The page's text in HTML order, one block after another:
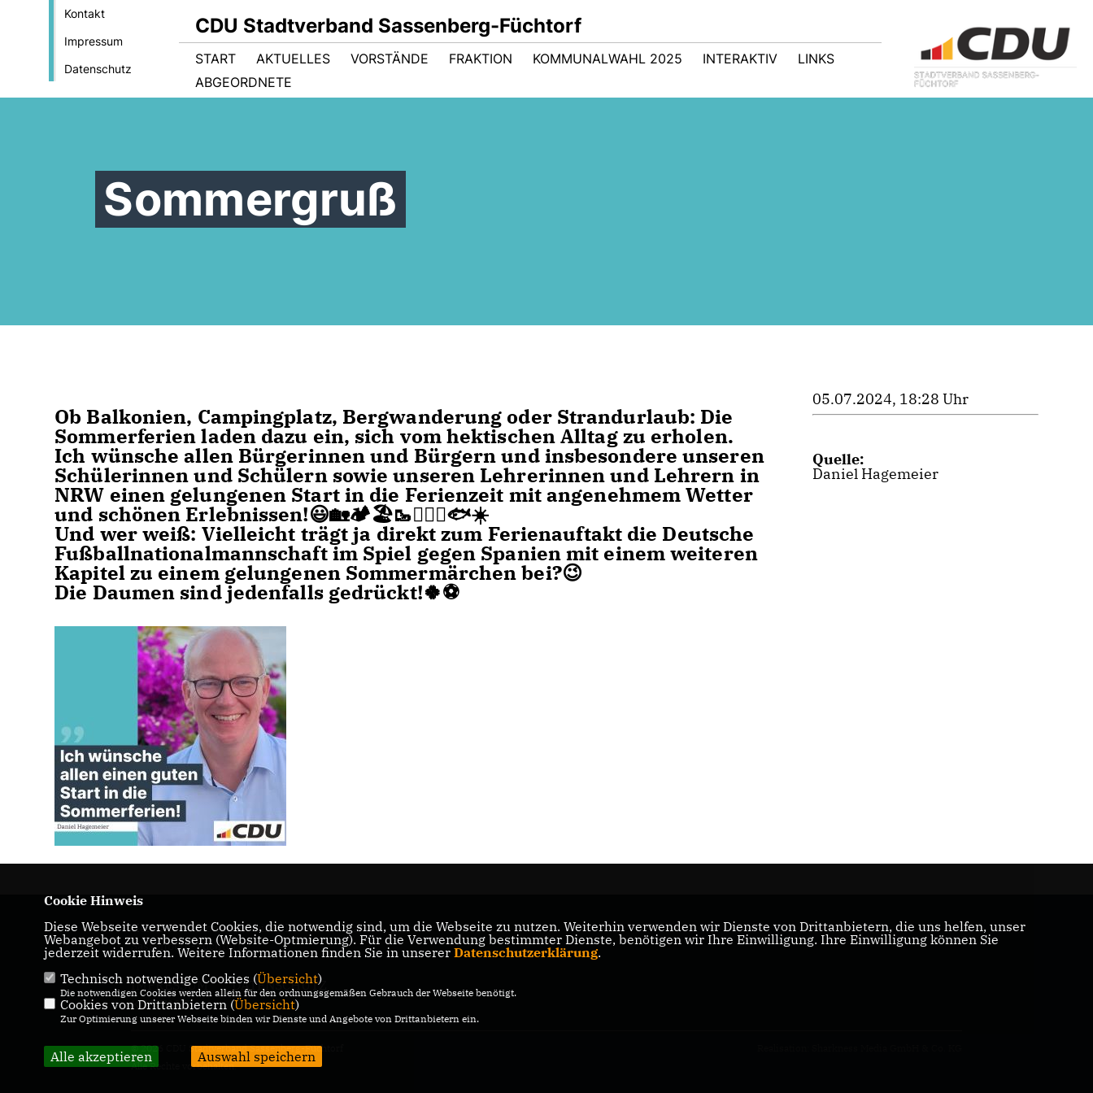
Kontakt
Impressum
Datenschutz
CDU Stadtverband Sassenberg-Füchtorf
START AKTUELLES VORSTÄNDE FRAKTION KOMMUNALWAHL 2025 INTERAKTIV
LINKS
ABGEORDNETE
Sommergruß
Ob Balkonien, Campingplatz, Bergwanderung oder Strandurlaub: Die
Sommerferien laden dazu ein, sich vom hektischen Alltag zu erholen.
Ich wünsche allen Bürgerinnen und Bürgern und insbesondere unseren
Schülerinnen und Schülern sowie unseren Lehrerinnen und Lehrern in
NRW einen gelungenen Start in die Ferienzeit mit angenehmem Wetter
und schönen Erlebnissen!😃🏡🏕️🏖️🥾🏊🏻‍♂️🐟☀️
Und wer weiß: Vielleicht trägt ja direkt zum Ferienauftakt die Deutsche
Fußballnationalmannschaft im Spiel gegen Spanien mit einem weiteren
Kapitel zu einem gelungenen Sommermärchen bei?😉
Die Daumen sind jedenfalls gedrückt!🍀⚽️
05.07.2024, 18:28 Uhr
Quelle:
Daniel Hagemeier
Herzlich Willkommen beim CDU Stadtverband
Sassenberg-Füchtorf
IMPRESSUM
DATENSCHUTZ
KONTAKT
© 2026 CDU Stadtverband Sassenberg-Füchtorf
Alle Rechte vorbehalten.
Cookie Hinweis
Diese Webseite verwendet Cookies, die notwendig sind, um die Webseite zu nutzen. Weiterhin verwenden wir Dienste von Drittanbietern, die uns helfen, unser
Webangebot zu verbessern (Website-Optmierung). Für die Verwendung bestimmter Dienste, benötigen wir Ihre Einwilligung. Ihre Einwilligung können Sie
jederzeit widerrufen. Weitere Informationen finden Sie in unserer Datenschutzerklärung.
Technisch notwendige Cookies (Übersicht)
Die notwendigen Cookies werden allein für den ordnungsgemäßen Gebrauch der Webseite benötigt.
Cookies von Drittanbietern (Übersicht)
Zur Optimierung unserer Webseite binden wir Dienste und Angebote von Drittanbietern ein.
Alle akzeptieren Auswahl speichern